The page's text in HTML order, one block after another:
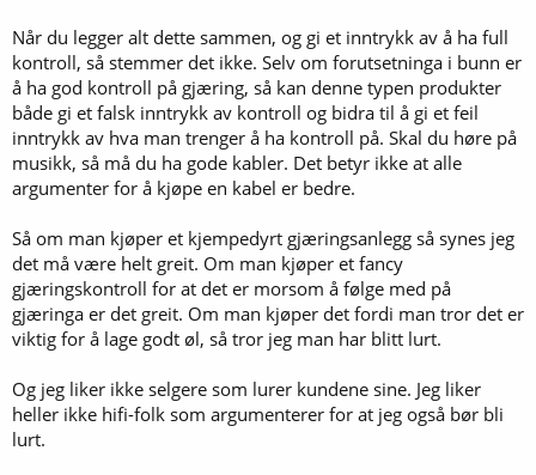
Når du legger alt dette sammen, og gi et inntrykk av å ha full
kontroll, så stemmer det ikke. Selv om forutsetninga i bunn er
å ha god kontroll på gjæring, så kan denne typen produkter
både gi et falsk inntrykk av kontroll og bidra til å gi et feil
inntrykk av hva man trenger å ha kontroll på. Skal du høre på
musikk, så må du ha gode kabler. Det betyr ikke at alle
argumenter for å kjøpe en kabel er bedre.
Så om man kjøper et kjempedyrt gjæringsanlegg så synes jeg
det må være helt greit. Om man kjøper et fancy
gjæringskontroll for at det er morsom å følge med på
gjæringa er det greit. Om man kjøper det fordi man tror det er
viktig for å lage godt øl, så tror jeg man har blitt lurt.
Og jeg liker ikke selgere som lurer kundene sine. Jeg liker
heller ikke hifi-folk som argumenterer for at jeg også bør bli
lurt.